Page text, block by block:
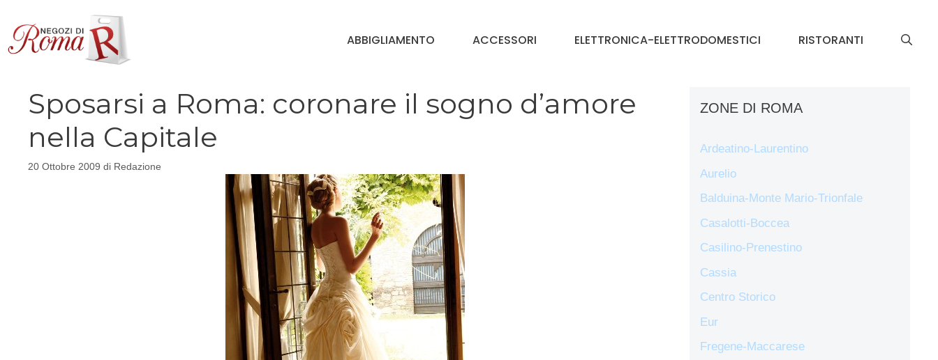
contenuto
ABBIGLIAMENTO ACCESSORI ELETTRONICA-ELETTRODOMESTICI RISTORANTI
Sposarsi a Roma: coronare il sogno d’amore
nella Capitale
20 Ottobre 2009 di Redazione
ZONE DI ROMA
Ardeatino-Laurentino
Aurelio
Balduina-Monte Mario-Trionfale
Casalotti-Boccea
Casilino-Prenestino
Cassia
Centro Storico
Eur
Fregene-Maccarese